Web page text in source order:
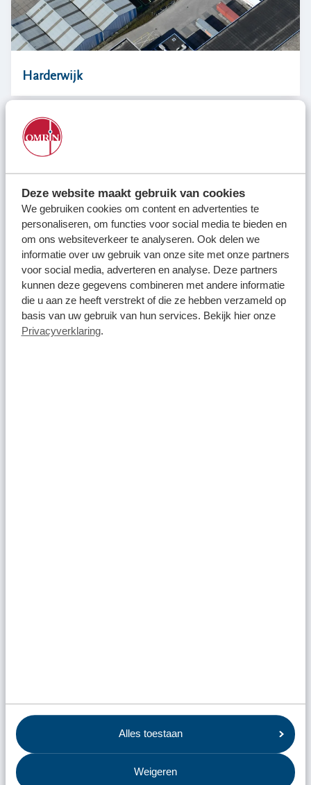
Deze website maakt gebruik van cookies
We gebruiken cookies om content en advertenties te
personaliseren, om functies voor social media te bieden en
om ons websiteverkeer te analyseren. Ook delen we
informatie over uw gebruik van onze site met onze partners
voor social media, adverteren en analyse. Deze partners
kunnen deze gegevens combineren met andere informatie
die u aan ze heeft verstrekt of die ze hebben verzameld op
basis van uw gebruik van hun services. Bekijk hier onze
Privacyverklaring.
Alles toestaan
Weigeren
Harderwijk